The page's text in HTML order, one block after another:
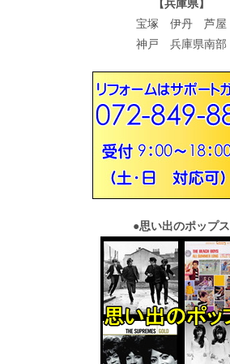
【兵庫県】
宝塚 伊丹 芦屋
神戸 兵庫県南部
●思い出のポップス